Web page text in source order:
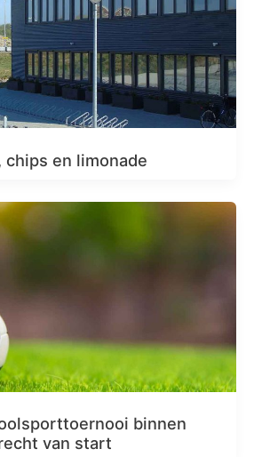
chips en limonade
binnen
van start